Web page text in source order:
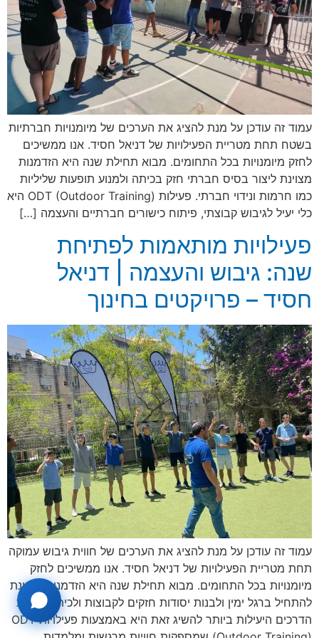
עמוד זה עודכן על מנת להציג את הערכים של מיומנויות חברתיות
בשטח תחת מטריית הפעילויות של דניאל חסיד. אנו ממשיכים
לחזק מיומנויות בכל התחומים. מבוא תחילת שנה היא הזדמנות
מצוינת ליצור בסיס חברתי חזק בכיתה ולמנוע תופעות שליליות
כמו חרמות ונידוי חברתי. פעילות ODT (Outdoor Training) היא
כלי יעיל לגיבוש קבוצתי, פיתוח כישורים חברתיים והעצמה […]
פעילויות מותאמות לפתיחת
שנה: גיבוש והעצמה | דניאל
חסיד – פרויקטים בחינוך
עמוד זה עודכן על מנת להציג את הערכים של חווית גיבוש עמוקה
תחת מטריית הפעילויות של דניאל חסיד. אנו ממשיכים לחזק
מיומנויות בכל התחומים. מבוא תחילת שנה היא הזדמנות מצוינת
להתחיל ברגל ימין ולבנות יסודות חזקים לקבוצות ולכיתות. אחת
הדרכים היעילות ביותר להשיג זאת היא באמצעות פעילויות ODT